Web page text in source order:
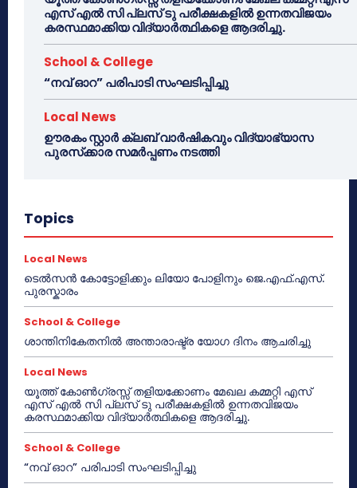
എസ് എൽ സി പ്ലസ് ടു പരീക്ഷകളിൽ ഉന്നതവിജയം
കരസ്ഥമാക്കിയ വിദ്യാർത്ഥികളെ ആദരിച്ചു.
School & College
“നവ് ഓറ” പരിപാടി സംഘടിപ്പിച്ചു
Local News
ഊരകം സ്റ്റാർ ക്ലബ് വാർഷികവും വിദ്യാഭ്യാസ
പുരസ്‌ക്കാര സമർപ്പണം നടത്തി
Topics
Local News
ടെൽസൻ കോട്ടോളിക്കും ലിയോ പോളിനും ജെ.എഫ്.എസ്.
പുരസ്കാരം
School & College
ശാന്തിനികേതനിൽ അന്താരാഷ്ട്ര യോഗ ദിനം ആചരിച്ചു
Local News
യൂത്ത് കോൺഗ്രസ്സ് തളിയക്കോണം മേഖല കമ്മറ്റി എസ്
എസ് എൽ സി പ്ലസ് ടു പരീക്ഷകളിൽ ഉന്നതവിജയം
കരസ്ഥമാക്കിയ വിദ്യാർത്ഥികളെ ആദരിച്ചു.
School & College
“നവ് ഓറ” പരിപാടി സംഘടിപ്പിച്ചു